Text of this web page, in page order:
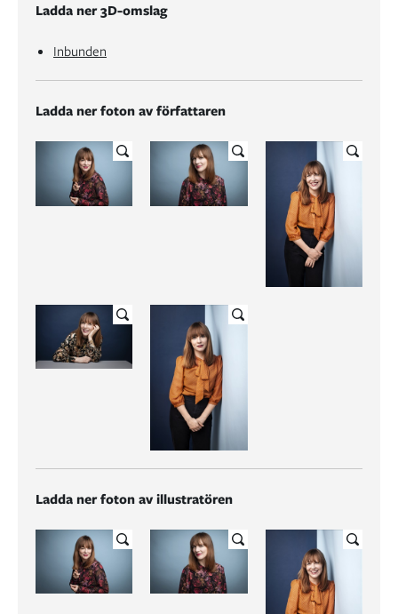
Ladda ner 3D-omslag
Inbunden
Ladda ner foton av författaren
Ladda ner foton av illustratören